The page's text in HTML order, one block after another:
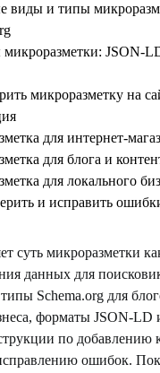
виды и типы
JSON-
микроразметку на
для интернет-
для блога и
для локального
и исправить
суть микроразметки
данных для
Schema.org для
форматы JSON-LD
по добавлению
ошибок.